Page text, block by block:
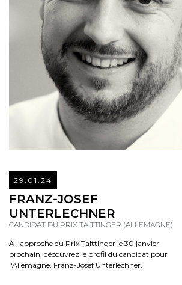
29.01.24
FRANZ-JOSEF
UNTERLECHNER
CANDIDAT DU PRIX TAITTINGER (ALLEMAGNE)
À l’approche du Prix Taittinger le 30 janvier
prochain, découvrez le profil du candidat pour
l'Allemagne, Franz-Josef Unterlechner.